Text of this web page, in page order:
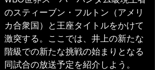
のスティーブン・フルトン（アメリ
カ合衆国）と王座タイトルをかけて
激突する。ここでは、井上の新たな
階級での新たな挑戦の始まりとなる
同試合の放送予定を紹介しよう。